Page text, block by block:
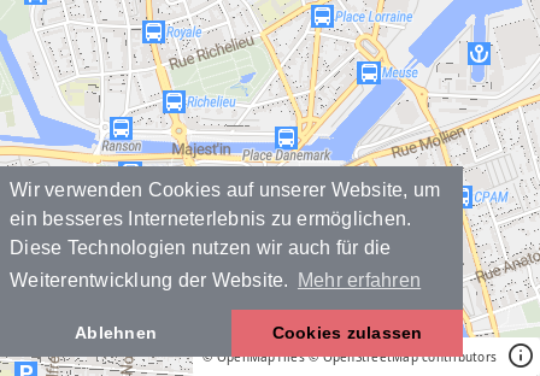
Wir verwenden Cookies auf unserer Website, um
ein besseres Interneterlebnis zu ermöglichen.
Diese Technologien nutzen wir auch für die
Weiterentwicklung der Website.
Mehr erfahren
Ablehnen Cookies zulassen
© OpenMapTiles © OpenStreetMap contributors